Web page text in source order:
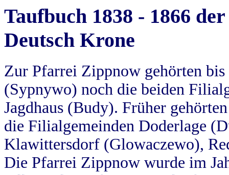
Taufbuch 1838 - 1866
Deutsch Krone
Zur Pfarrei Zippnow gehörten
(Sypnywo) noch die beiden
Jagdhaus (Budy). Früher
die Filialgemeinden Doderlage
Klawittersdorf (Glowaczewo),
Die Pfarrei Zippnow wurde im